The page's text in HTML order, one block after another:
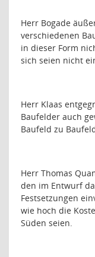
Herr Bogade
verschiedenen
in dieser Form
sich seien nicht
Herr Klaas
Baufelder auch
Baufeld zu
Herr Thomas
den im Entwurf
Festsetzungen
wie hoch die
Süden seien.